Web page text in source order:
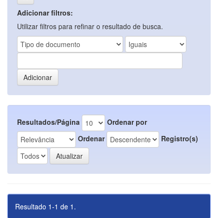
Adicionar filtros:
Utilizar filtros para refinar o resultado de busca.
Resultados/Página
Ordenar por
Ordenar
Registro(s)
Resultado 1-1 de 1.